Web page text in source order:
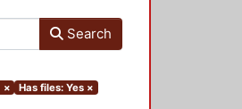
Search
× Has files: Yes ×